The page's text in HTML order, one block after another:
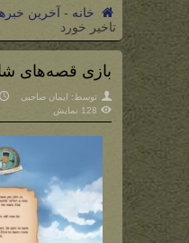
خانه - آخرین
تاخیر خورد
بازی قصه‌های
توسط: ایمان صاحبی
128 نمایش